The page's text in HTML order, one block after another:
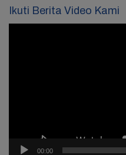
Ikuti Berita Video Kami
00:00